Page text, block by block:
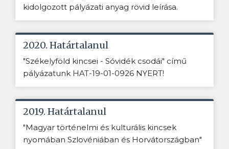
kidolgozott pályázati anyag rövid leírása.
2020. Határtalanul
"Székelyföld kincsei - Sóvidék csodái" című
pályázatunk HAT-19-01-0926 NYERT!
2019. Határtalanul
"Magyar történelmi és kulturális kincsek
nyomában Szlovéniában és Horvátországban"